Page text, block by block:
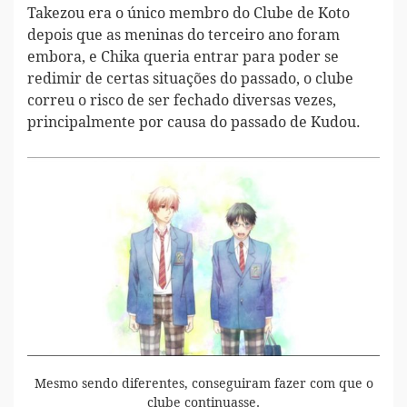
Takezou era o único membro do Clube de Koto
depois que as meninas do terceiro ano foram
embora, e Chika queria entrar para poder se
redimir de certas situações do passado, o clube
correu o risco de ser fechado diversas vezes,
principalmente por causa do passado de Kudou.
Mesmo sendo diferentes, conseguiram fazer com que o
clube continuasse.